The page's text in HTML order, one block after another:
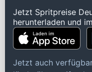
Jetzt Spritpreise
herunterladen und
Jetzt auch